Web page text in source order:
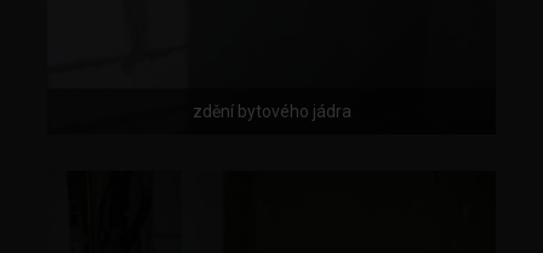
zdění bytového jádra